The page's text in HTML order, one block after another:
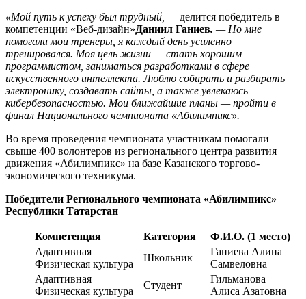
«Мой путь к успеху был трудный, — делится победитель в
компетенции «Веб-дизайн»Даниил Ганиев. — Но мне
помогали мои тренеры, я каждый день усиленно
тренировался. Моя цель жизни — стать хорошим
программистом, заниматься разработками в сфере
искусственного интеллекта. Люблю собирать и разбирать
электронику, создавать сайты, а также увлекаюсь
кибербезопасностью. Мои ближайшие планы — пройти в
финал Национального чемпионата «Абилимпикс».
Во время проведения чемпионата участникам помогали
свыше 400 волонтеров из регионального центра развития
движения «Абилимпикс» на базе Казанского торгово-
экономического техникума.
Победители Регионального чемпионата «Абилимпикс»
Республики Татарстан
Компетенция Категория
Ф.И.О. (1 место)
Адаптивная
Физическая культура
Школьник
Ганиева Алина
Самвеловна
Адаптивная
Физическая культура
Студент
Гильманова
Алиса Азатовна